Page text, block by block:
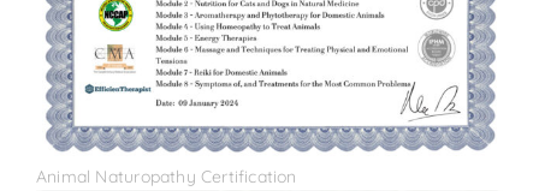
Animal Naturopathy Certification